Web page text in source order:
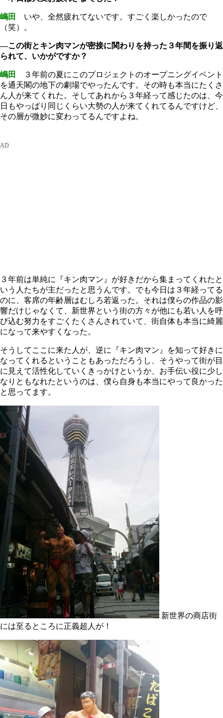
嶋田
いや、全然疲れてないです。すごく楽しかったので
（笑）。
―この街とキン肉マンが密接に関わりを持った３年間を振り返
られて、いかがですか？
嶋田
３年前の夏にこのプロジェクトのオープニングイベント
を通天閣の地下の劇場でやったんです。その時も本当にたくさ
ん人が来てくれた。そしてあれから３年経って感じたのは、今
日もやっぱり同じくらい大勢の人が来てくれてるんですけど、
その層が微妙に変わってるんですよね。
３年前は単純に『キン肉マン』が好きだから集まってくれたと
いう人たちが主だったと思うんです。でも今日は３年経ってる
のに、客席の年齢層はむしろ若返った。それは僕らの作品の影
響だけじゃなくて、新世界という街の方々が他にも若い人を呼
び込む努力をすごくたくさんされていて、街自体も本当に綺麗
になって来やすくなった。
そうしてここに来た人が、逆に『キン肉マン』を知って好きに
なってくれるということもあっただろうし、そうやって街が目
に見えて活性化していくきっかけというか、お手伝い役に少し
なりともなれたというのは、僕ら自身も本当にやって良かった
と思ってます。
新世界の商店街
には至るところに正義超人が！